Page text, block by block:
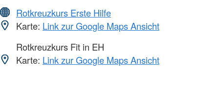
Rotkreuzkurs Erste Hilfe
Karte: Link zur Google Maps Ansicht
Rotkreuzkurs Fit in EH
Karte: Link zur Google Maps Ansicht